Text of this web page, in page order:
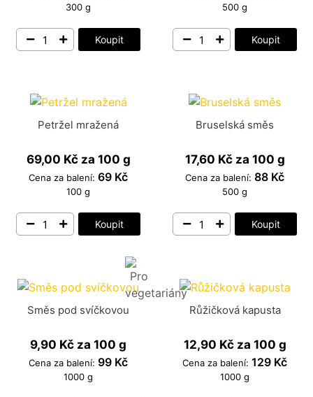
300 g
Koupit
500 g
Koupit
Petržel mražená
69,00 Kčza 100 g
Cena za balení: 69 Kč
100 g
Koupit
Bruselská směs
17,60 Kčza 100 g
Cena za balení: 88 Kč
500 g
Koupit
Směs pod svíčkovou
9,90 Kč za 100 g
Cena za balení: 99 Kč
1000 g
Růžičková kapusta
12,90 Kčza 100 g
Cena za balení: 129 Kč
1000 g